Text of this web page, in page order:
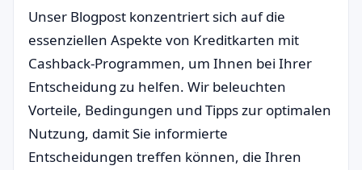
Unser Blogpost konzentriert sich auf die
essenziellen Aspekte von Kreditkarten mit
Cashback-Programmen, um Ihnen bei Ihrer
Entscheidung zu helfen. Wir beleuchten
Vorteile, Bedingungen und Tipps zur optimalen
Nutzung, damit Sie informierte
Entscheidungen treffen können, die Ihren